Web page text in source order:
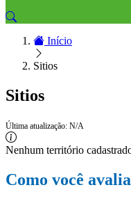
Início
Sitios
Sitios
Última atualização: N/A
Nenhum território
Como você